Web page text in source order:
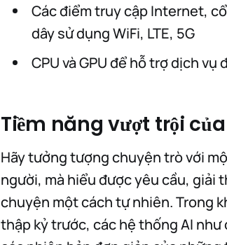
Các điểm truy cập Internet,
dây sử dụng WiFi, LTE, 5G
CPU và GPU để hỗ trợ dịch vụ
Tiềm năng vượt trội
Hãy tưởng tượng chuyện trò với
người, mà hiểu được yêu cầu, giải
chuyện một cách tự nhiên. Trong
thập kỷ trước, các hệ thống AI